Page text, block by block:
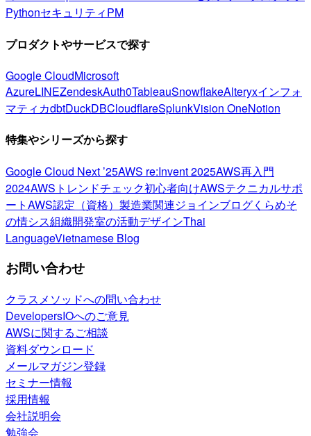
PythonセキュリティPM
プロダクトやサービスで探す
Google CloudMicrosoft
AzureLINEZendeskAuth0TableauSnowflakeAlteryxインフォ
マティカdbtDuckDBCloudflareSplunkVision OneNotion
特集やシリーズから探す
Google Cloud Next ’25AWS re:Invent 2025AWS再入門
2024AWSトレンドチェック初心者向けAWSテクニカルサポ
ートAWS認定（資格） 製造業関連ジョインブログくらめそ
の情シス組織開発室の活動デザインThai
LanguageVietnamese Blog
お問い合わせ
クラスメソッドへの問い合わせ
DevelopersIOへのご意見
AWSに関するご相談
資料ダウンロード
メールマガジン登録
セミナー情報
採用情報
会社説明会
勉強会